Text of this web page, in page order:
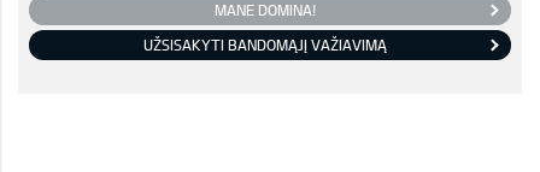
MANE DOMINA!
UŽSISAKYTI BANDOMĄJĮ VAŽIAVIMĄ